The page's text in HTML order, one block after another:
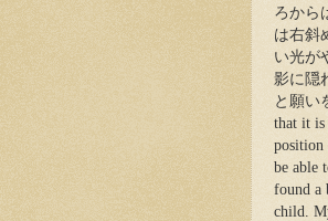
ろから
は右斜
い光が
影に隠
と願い
that it is
position
be able
found a
child.